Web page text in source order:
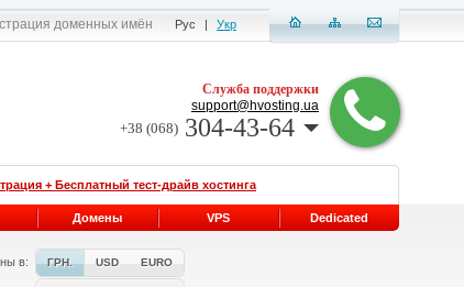
Рус | Укр
доменных имён
Служба поддержки
support@hvosting.ua
+38 (068) 304-43-64
+ Бесплатный тест-драйв хостинга
Домены VPS Dedicated
в: ГРН. USD EURO